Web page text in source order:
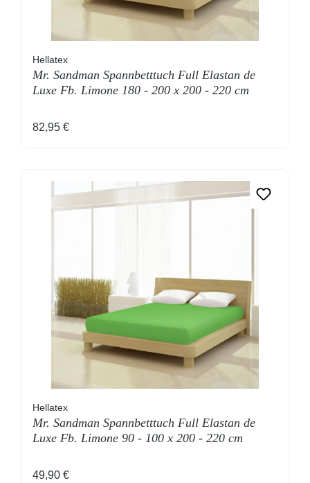
Hellatex
Mr. Sandman Spannbetttuch Full Elastan de
Luxe Fb. Limone 180 - 200 x 200 - 220 cm
Regulärer Preis:
82,95 €
Hellatex
Mr. Sandman Spannbetttuch Full Elastan de
Luxe Fb. Limone 90 - 100 x 200 - 220 cm
Regulärer Preis:
49,90 €